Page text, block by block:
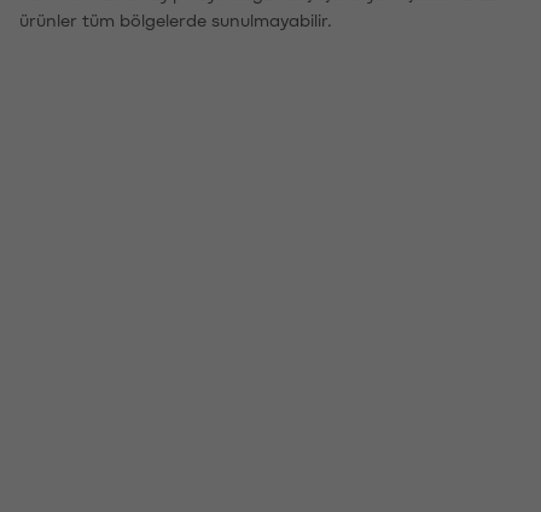
ürünler tüm bölgelerde sunulmayabilir.